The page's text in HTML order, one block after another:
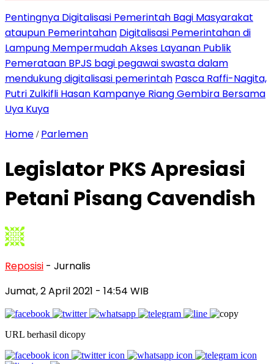
Pentingnya Digitalisasi Pemerintah Bagi Masyarakat
ataupun Pemerintahan Digitalisasi Pemerintahan di
Lampung Mempermudah Akses Layanan Publik
Pemerataan BPJS bagi pegawai swasta dalam
mendukung digitalisasi pemerintah Pasca Raffi-Nagita,
Putri Zulkifli Hasan Kampanye Riang Gembira Bersama
Uya Kuya
Home / Parlemen
Legislator PKS Apresiasi
Petani Pisang Cavendish
Reposisi - Jurnalis
Jumat, 2 April 2021 - 14:54 WIB
URL berhasil dicopy